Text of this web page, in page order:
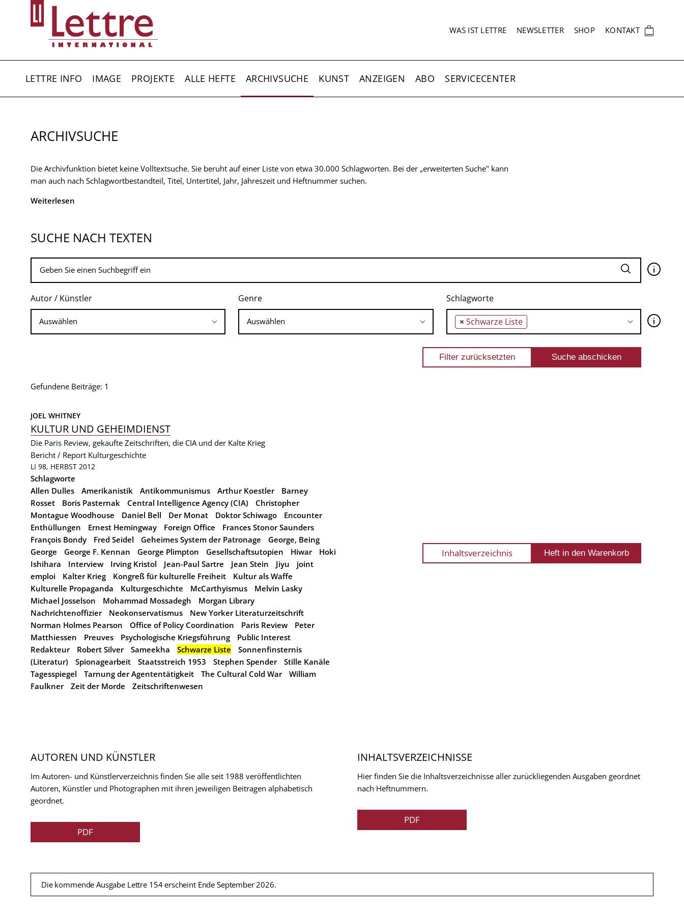
SEKUNDÄRNAVIGATION
WAS IST LETTRE NEWSLETTER SHOP KONTAKT 🛍
LETTRE INFO IMAGE PROJEKTE ALLE HEFTE ARCHIVSUCHE KUNST ANZEIGEN ABO SERVICECENTER
ARCHIVSUCHE
Die Archivfunktion bietet keine Volltextsuche. Sie beruht auf einer Liste von etwa 30.000 Schlagworten. Bei der „erweiterten Suche" kann
man auch nach Schlagwortbestandteil, Titel, Untertitel, Jahr, Jahreszeit und Heftnummer suchen.
Weiterlesen
SUCHE NACH TEXTEN
🛈
Autor / Künstler Genre Schlagworte
× Schwarze Liste 🛈
Gefundene Beiträge: 1
JOEL WHITNEY
KULTUR UND GEHEIMDIENST
Die Paris Review, gekaufte Zeitschriften, die CIA und der Kalte Krieg
Bericht / Report Kulturgeschichte
LI 98, HERBST 2012
Schlagworte
Allen Dulles
Amerikanistik Antikommunismus Arthur Koestler
Barney
Rosset
Boris Pasternak Central Intelligence Agency (CIA)
Christopher
Montague Woodhouse
Daniel Bell Der Monat Doktor Schiwago
Encounter
Enthüllungen
Ernest Hemingway Foreign Office
Frances Stonor Saunders
François Bondy
Fred Seidel Geheimes System der Patronage
George, Being
George
George F. Kennan George Plimpton Gesellschaftsutopien Hiwar
Hoki
Ishihara
Interview Irving Kristol Jean-Paul Sartre Jean Stein Jiyu
joint
emploi
Kalter Krieg Kongreß für kulturelle Freiheit
Kultur als Waffe
Kulturelle Propaganda
Kulturgeschichte McCarthyismus
Melvin Lasky
Michael Josselson
Mohammad Mossadegh
Morgan Library
Nachrichtenoffizier
Neokonservatismus
New Yorker Literaturzeitschrift
Norman Holmes Pearson
Office of Policy Coordination Paris Review
Peter
Matthiessen
Preuves Psychologische Kriegsführung
Public Interest
Redakteur
Robert Silver Sameekha Schwarze Liste
Sonnenfinsternis
(Literatur)
Spionagearbeit Staatsstreich 1953 Stephen Spender
Stille Kanäle
Tagesspiegel
Tarnung der Agententätigkeit The Cultural Cold War
William
Faulkner
Zeit der Morde Zeitschriftenwesen
Inhaltsverzeichnis
AUTOREN UND KÜNSTLER
Im Autoren- und Künstlerverzeichnis finden Sie alle seit 1988 veröffentlichten
Autoren, Künstler und Photographen mit ihren jeweiligen Beitragen alphabetisch
geordnet.
PDF
INHALTSVERZEICHNISSE
Hier finden Sie die Inhaltsverzeichnisse aller zurückliegenden Ausgaben geordnet
nach Heftnummern.
PDF
Die kommende Ausgabe Lettre 154 erscheint Ende September 2026.